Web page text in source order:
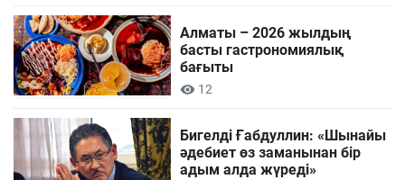
Алматы – 2026 жылдың
басты гастрономиялық
бағыты
12
Бигелді Ғабдуллин: «Шынайы
әдебиет өз заманынан бір
адым алда жүреді»